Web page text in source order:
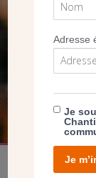
SEUL
NOUS
Adresse
Je
Je